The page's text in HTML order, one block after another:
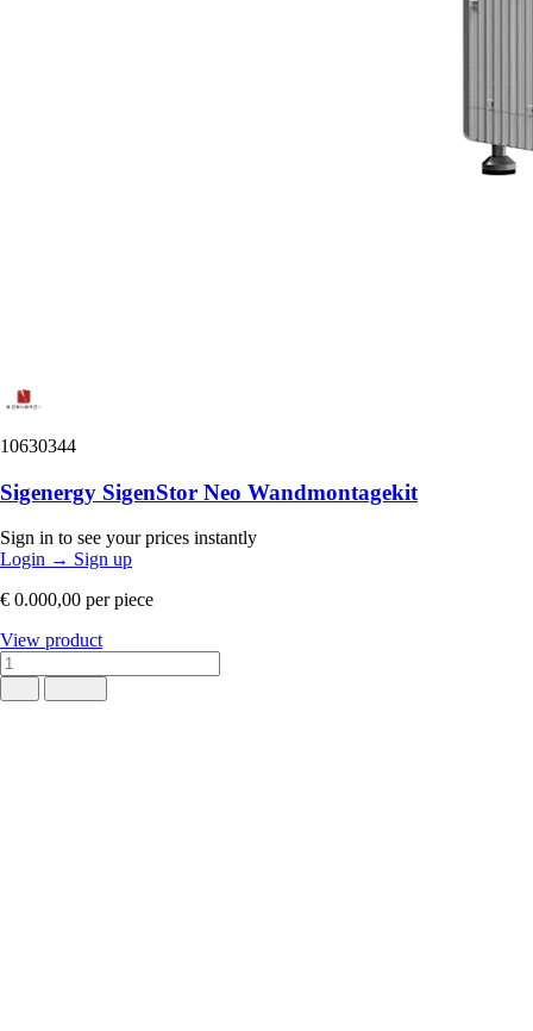
10630344
Sigenergy SigenStor Neo Wandmontagekit
Sign in to see your prices instantly
Login → Sign up
€ 0.000,00 per piece
View product